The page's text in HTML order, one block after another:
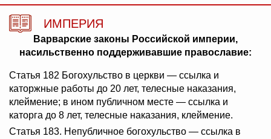
ИМПЕРИЯ
Варварские законы Российской империи,
насильственно поддерживавшие православие:
Статья 182 Богохульство в церкви — ссылка и
каторжные работы до 20 лет, телесные наказания,
клеймение; в ином публичном месте — ссылка и
каторга до 8 лет, телесные наказания, клеймение.
Статья 183. Непубличное богохульство — ссылка в